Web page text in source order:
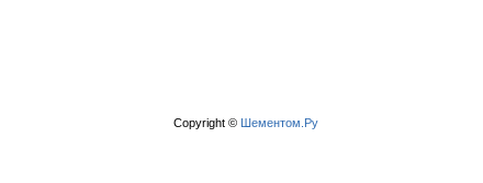
Copyright © Шементом.Ру